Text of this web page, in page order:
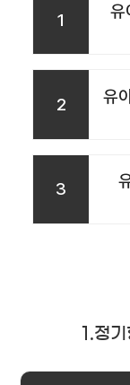
1
유
2
유
3
1.정